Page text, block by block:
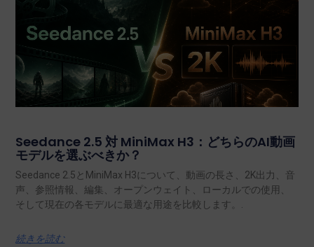
Seedance 2.5 対 MiniMax H3：どちらのAI動画
モデルを選ぶべきか？
Seedance 2.5とMiniMax H3について、動画の長さ、2K出力、音
声、参照情報、編集、オープンウェイト、ローカルでの使用、
そして現在の各モデルに最適な用途を比較します。.
続きを読む